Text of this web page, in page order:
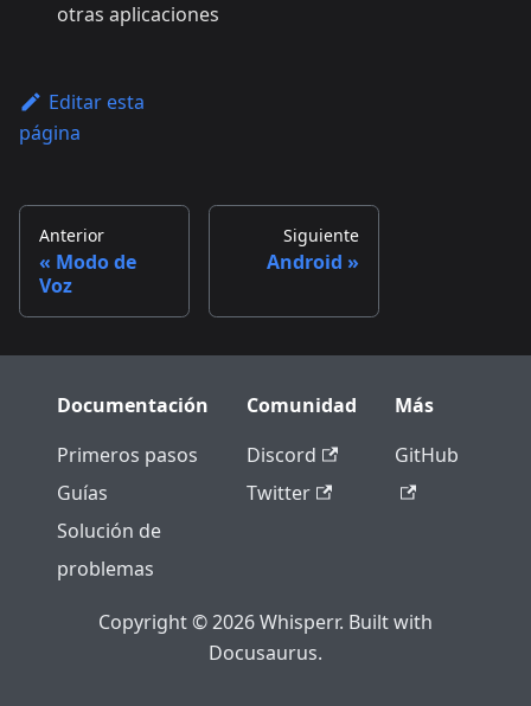
otras aplicaciones
Editar esta
página
Anterior
Modo de
Voz
Siguiente
Android
Documentación
Primeros pasos
Guías
Solución de
problemas
Comunidad
Discord
Twitter
Más
GitHub
Copyright © 2026 Whisperr. Built with
Docusaurus.